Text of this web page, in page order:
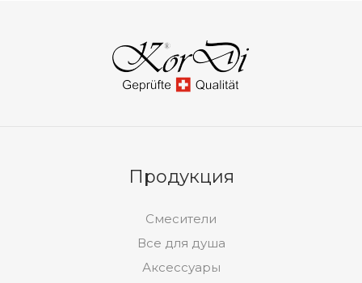
Продукция
Смесители
Все для душа
Аксессуары